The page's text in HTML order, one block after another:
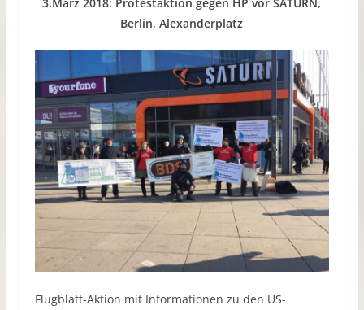
Berlin, Alexanderplatz
Flugblatt-Aktion mit Informationen zu den US-